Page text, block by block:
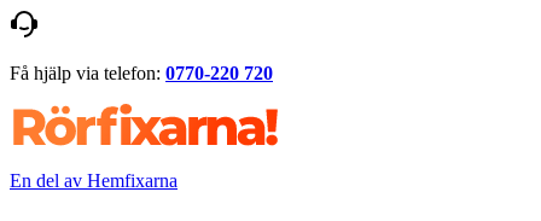
Få hjälp via telefon: 0770-220 720
En del av Hemfixarna